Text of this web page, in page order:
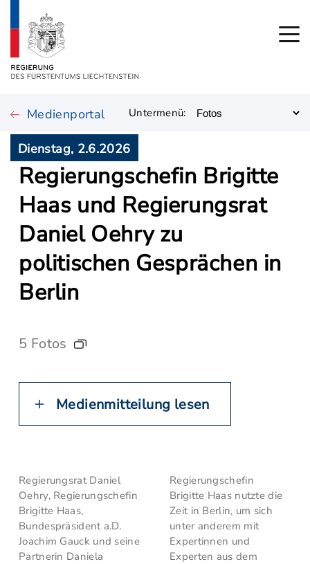
Medienportal Untermenü:
Dienstag, 2.6.2026
Regierungschefin Brigitte
Haas und Regierungsrat
Daniel Oehry zu
politischen Gesprächen in
Berlin
5 Fotos
Medienmitteilung lesen
Regierungsrat Daniel
Oehry, Regierungschefin
Brigitte Haas,
Bundespräsident a.D.
Joachim Gauck und seine
Partnerin Daniela
Regierungschefin
Brigitte Haas nutzte die
Zeit in Berlin, um sich
unter anderem mit
Expertinnen und
Experten aus dem